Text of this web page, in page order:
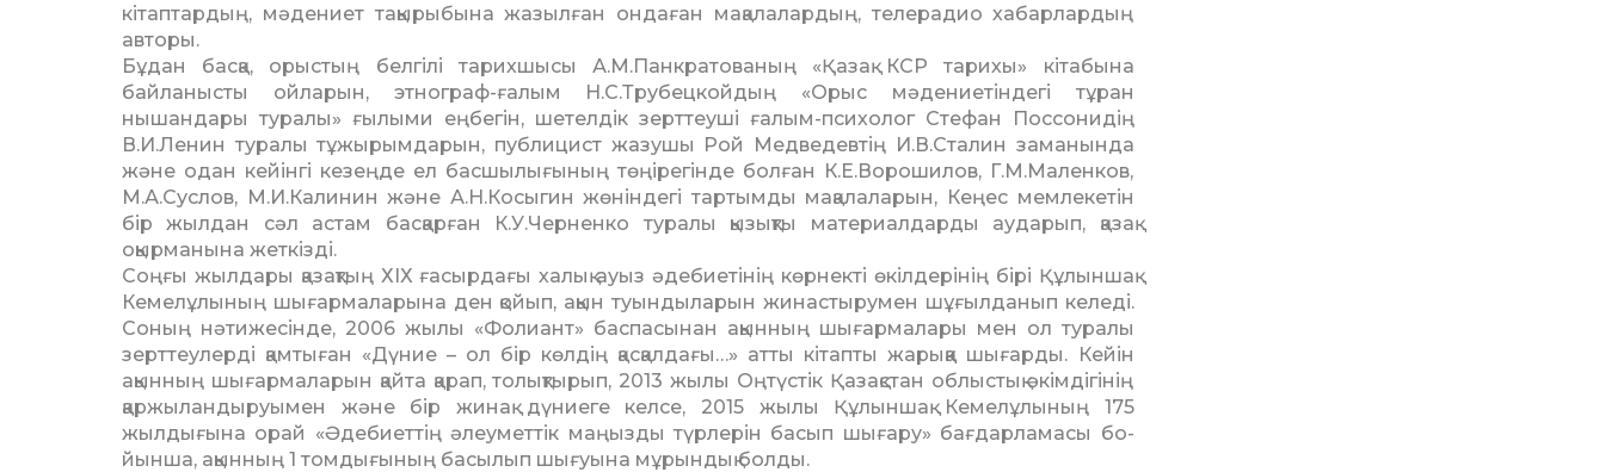
кітаптардың, мәдениет тақырыбына жазылған ондаған мақалалардың, телерадио хабарлардың
авторы.
Бұдан басқа, орыстың белгілі тарихшысы А.М.Панкратованың «Қазақ КСР тарихы» кітабына
байланысты ойларын, этнограф-ғалым Н.С.Трубецкойдың «Орыс мәдениетіндегі тұран
нышандары туралы» ғылыми еңбегін, шетелдік зерттеуші ғалым-психолог Стефан Поссонидің
В.И.Ленин туралы тұжырымдарын, публицист жазушы Рой Медведевтің И.В.Сталин заманында
және одан кейінгі кезеңде ел басшылығының төңірегінде болған К.Е.Воро­шилов, Г.М.Маленков,
М.А.Сус­лов, М.И.Калинин және А.Н.Ко­сы­гин жөніндегі тартымды мақа­ла­ларын, Кеңес мемлекетін
бір жылдан сәл астам басқарған К.У.Черненко туралы қызықты материалдарды аударып, қазақ
оқырманына жеткізді.
Соңғы жылдары қазақтың ХІХ ғасырдағы халық ауыз әдебиетінің көрнекті өкілдерінің бірі Құлыншақ
Кемелұлының шығармаларына ден қойып, ақын туындыларын жинастырумен шұғылданып келеді.
Соның нәтижесінде, 2006 жылы «Фолиант» баспасынан ақынның шығармалары мен ол туралы
зерттеулерді қамтыған «Дүние – ол бір көлдің қасқалдағы…» атты кітапты жарыққа шығарды. Кейін
ақынның шығармаларын қайта қарап, толықтырып, 2013 жылы Оңтүстік Қазақстан облыстық әкімдігінің
қаржыландыруымен және бір жинақ дүниеге келсе, 2015 жылы Құлыншақ Кемелұлының 175
жылдығына орай «Әдебиеттің әлеуметтік маңызды түрлерін басып шығару» бағдарламасы бо­
йынша, ақынның 1 томдығының басылып шығуына мұрындық болды.